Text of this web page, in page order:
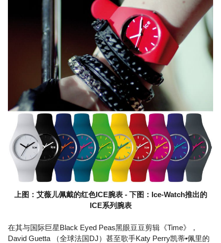
上图：艾薇儿佩戴的红色ICE腕表 - 下图：Ice-Watch推出的
ICE系列腕表
在其与国际巨星Black Eyed Peas黑眼豆豆剪辑《Time》，
David Guetta （全球法国DJ）甚至歌手Katy Perry凯蒂•佩里的